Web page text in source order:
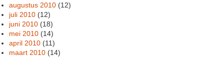
augustus 2010 (12)
juli 2010 (12)
juni 2010 (18)
mei 2010 (14)
april 2010 (11)
maart 2010 (14)